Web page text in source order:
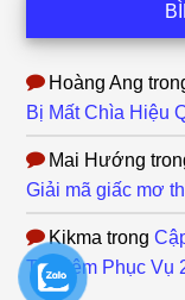
Hoàng Ang
Bị Mất Chìa Hiệu
Mai Hướng
Giải mã giấc mơ
Kikma trong
Từ Liêm Phục Vụ